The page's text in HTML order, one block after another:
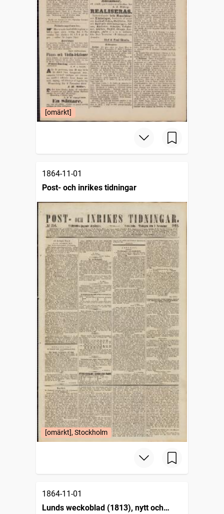
[omärkt]
1864-11-01
Post- och inrikes tidningar
[omärkt], Stockholm
1864-11-01
Lunds weckoblad (1813), nytt och